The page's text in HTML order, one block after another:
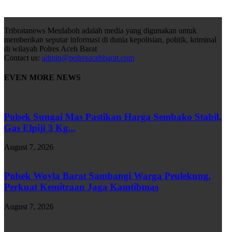
Tribratanews Meulaboh adalah media yang digunakan untuk
memberikan seputar informasi di dunia kepolisian, politik, kriminal
di wilayah Polres Aceh Barat
Contact us: admin@polresacehbarat.com
EVEN MORE NEWS
Polsek Sungai Mas Pastikan Harga Sembako Stabil,
Gas Elpiji 3 Kg...
August 7, 2026
Polsek Woyla Barat Sambangi Warga Peulekung,
Perkuat Kemitraan Jaga Kamtibmas
August 7, 2026